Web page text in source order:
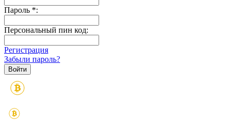
Пароль *:
Персональный пин код:
Регистрация
Забыли пароль?